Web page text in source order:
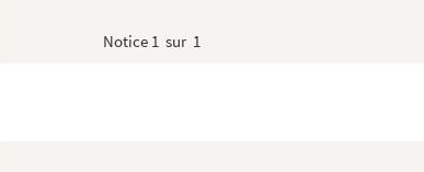
Notice 1 sur 1